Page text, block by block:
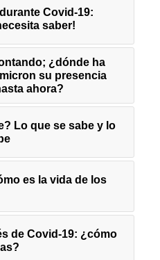
Covid-19:
saber!
¿dónde ha
su presencia
ahora?
Lo que se sabe y lo
es la vida de los
de Covid-19: ¿cómo